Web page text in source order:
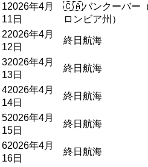
12026年4月
11日
🇨🇦バンクーバー
ロンビア州）
22026年4月
12日
終日航海
32026年4月
13日
終日航海
42026年4月
14日
終日航海
52026年4月
15日
終日航海
62026年4月
16日
終日航海